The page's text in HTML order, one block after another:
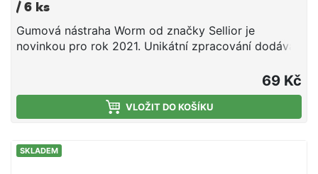
/ 6 ks
Gumová nástraha Worm od značky Sellior je
novinkou pro rok 2021. Unikátní zpracování dodává
ocásek vytváří ve vodě velké vibrace, které působí
zvlášť dobře na candáty a okouny. Celkem je Sellior
Worm nabízen ve čtyrech barevných provedeních.
69 Kč
VLOŽIT DO KOŠÍKU
SKLADEM